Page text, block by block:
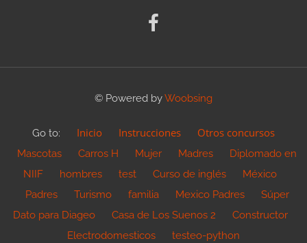
© Powered byWoobsing
Go to: Inicio Instrucciones Otros concursos
Mascotas Carros H Mujer Madres
Diplomado en
NIIF
hombres test Curso de inglés
México
Padres
Turismo familia Mexico Padres
Súper
Dato para Diageo
Casa de Los Suenos 2
Constructor
Electrodomesticos
testeo-python